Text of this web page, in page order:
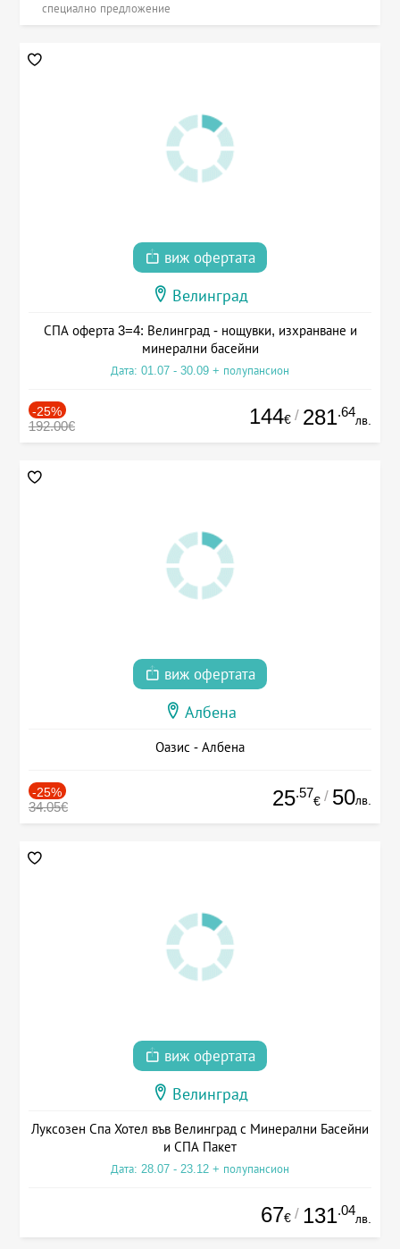
специално предложение
виж офертата
Велинград
СПА оферта 3=4: Велинград - нощувки, изхранване и
минерални басейни
Дата: 01.07 - 30.09 + полупансион
-25%
192.00€ 144€ / 281.64
лв.
виж офертата
Албена
Оазис - Албена
-25%
34.05€ 25.57
€ / 50лв.
виж офертата
Велинград
Луксозен Спа Хотел във Велинград с Минерални Басейни
и СПА Пакет
Дата: 28.07 - 23.12 + полупансион
67€ / 131.04
лв.